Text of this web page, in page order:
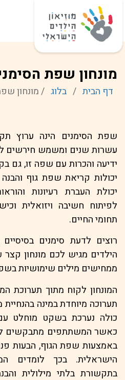
מונחון שפת
דף הבית / בלוג / מונחון
שפת הסימנים הינה ערוץ
עשרות שנים ומשמש חירשים
ידיעה והכרות עם שפה זו, גם
יכולות קריאת שפת גוף
יכולת העברת רעיונות
לפיתוח חשיבה ויזואלית
תחומי החיים.
רוצים לדעת סימנים בסיסיים
הילדים מגיש לכם מונחון קצר
ממחישים מילים שימושיות
המונחון לקוח מתוך תערוכת
תערוכה מיוחדת במינה בהנחיית
כולה נערכת בשקט מוחלט עם
כאשר המשתתפים מתבקשים
באמצעות שפת הגוף, הבעות
הישראלית. בכך לומדים
בתקשורת בלתי מילולית